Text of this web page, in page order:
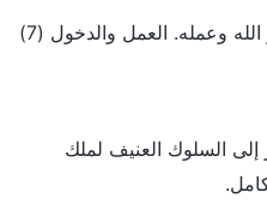
إلى السلوك العنيف لملك